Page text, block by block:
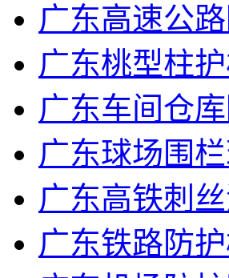
广东高速公
广东桃型柱
广东车间仓
广东球场围
广东高铁刺
广东铁路防